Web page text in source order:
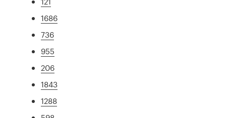
1686
736
955
206
1843
1288